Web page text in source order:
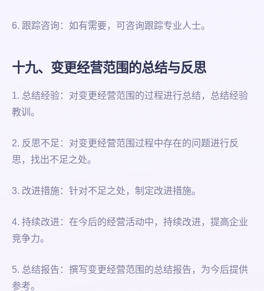
6. 跟踪咨询：如有需要，可咨询跟踪专业人士。
十九、变更经营范围的总结与反思
1. 总结经验：对变更经营范围的过程进行总结，总结经验
教训。
2. 反思不足：对变更经营范围过程中存在的问题进行反
思，找出不足之处。
3. 改进措施：针对不足之处，制定改进措施。
4. 持续改进：在今后的经营活动中，持续改进，提高企业
竞争力。
5. 总结报告：撰写变更经营范围的总结报告，为今后提供
参考。